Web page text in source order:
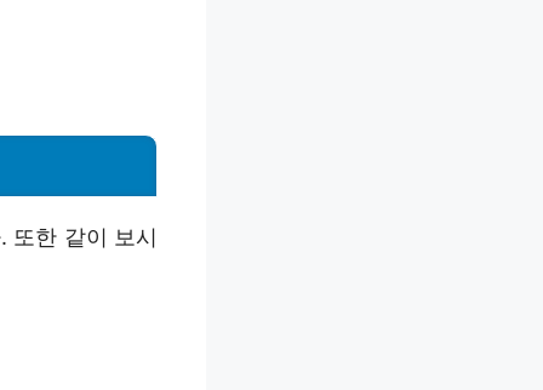
또한 같이 보시